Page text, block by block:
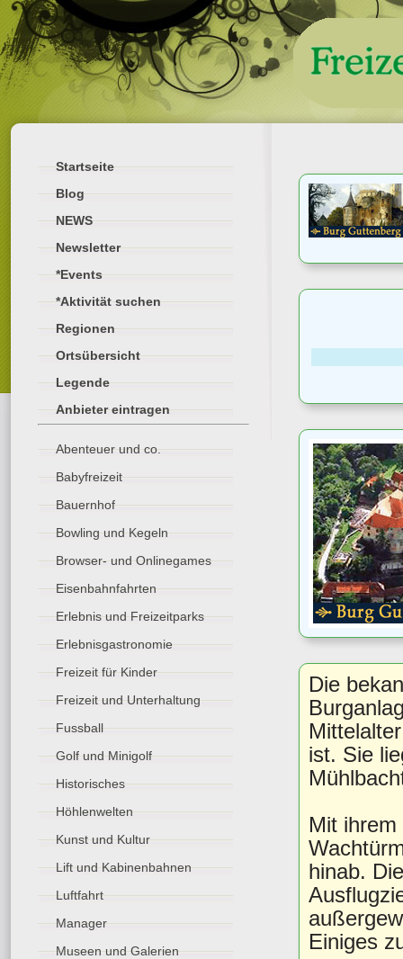
Startseite
Blog
NEWS
Newsletter
*Events
*Aktivität suchen
Regionen
Ortsübersicht
Legende
Anbieter eintragen
Abenteuer und co.
Babyfreizeit
Bauernhof
Bowling und Kegeln
Browser- und Onlinegames
Eisenbahnfahrten
Erlebnis und Freizeitparks
Erlebnisgastronomie
Freizeit für Kinder
Freizeit und Unterhaltung
Fussball
Golf und Minigolf
Historisches
Höhlenwelten
Kunst und Kultur
Lift und Kabinenbahnen
Luftfahrt
Manager
Museen und Galerien
Die
ist. Sie
Mit
hinab.
Einiges